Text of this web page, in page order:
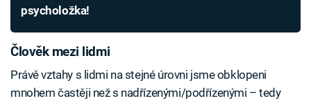
psycholožka!
Člověk mezi lidmi
Právě vztahy s lidmi na stejné úrovni jsme obklopeni
mnohem častěji než s nadřízenými/podřízenými – tedy